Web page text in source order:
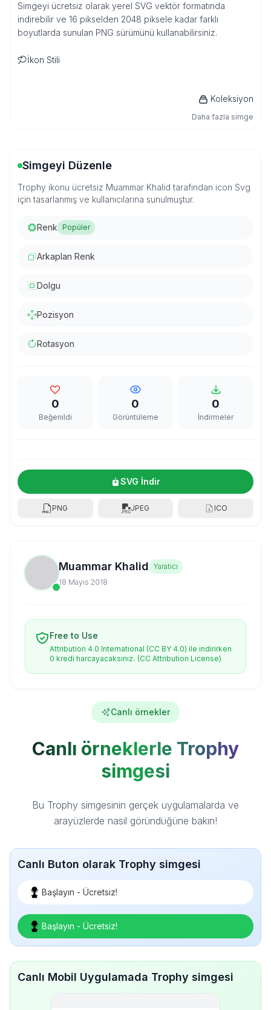
Simgeyi ücretsiz olarak yerel SVG vektör formatında
indirebilir ve 16 pikselden 2048 piksele kadar farklı
boyutlarda sunulan PNG sürümünü kullanabilirsiniz.
İkon Stili
Koleksiyon
Daha fazla simge
Simgeyi Düzenle
Trophy ikonu ücretsiz Muammar Khalid tarafından icon Svg
için tasarlanmış ve kullanıcılarına sunulmuştur.
Renk Popüler
Arkaplan Renk
Dolgu
Pozisyon
Rotasyon
0
Beğenildi
0
Görüntüleme
0
İndirmeler
SVG İndir
PNG JPEG ICO
Muammar Khalid Yaratıcı
18 Mayıs 2018
Free to Use
Attribution 4.0 International (CC BY 4.0) ile indirirken
0 kredi harcayacaksınız. (CC Attribution License)
Canlı örnekler
Canlı örneklerle Trophy
simgesi
Bu Trophy simgesinin gerçek uygulamalarda ve
arayüzlerde nasıl göründüğüne bakın!
Canlı Buton olarak Trophy simgesi
Başlayın - Ücretsiz!
Başlayın - Ücretsiz!
Canlı Mobil Uygulamada Trophy simgesi